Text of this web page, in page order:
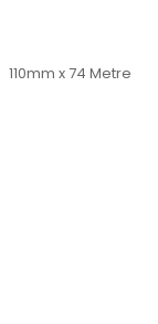
110mm x 74 Metre